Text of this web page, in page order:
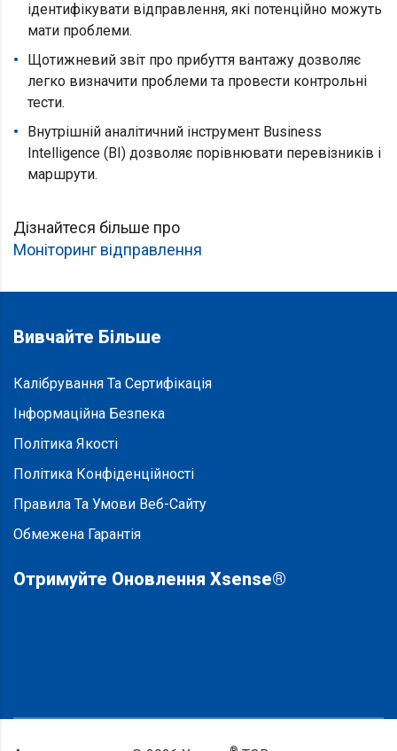
ідентифікувати відправлення, які потенційно можуть
мати проблеми.
Щотижневий звіт про прибуття вантажу дозволяє
легко визначити проблеми та провести контрольні
тести.
Внутрішній аналітичний інструмент Business
Intelligence (BI) дозволяє порівнювати перевізників і
маршрути.
Дізнайтеся більше про
Моніторинг відправлення
Вивчайте Більше
Калібрування Та Сертифікація
Інформаційна Безпека
Політика Якості
Політика Конфіденційності
Правила Та Умови Веб-Сайту
Обмежена Гарантія
Отримуйте Оновлення Xsense®